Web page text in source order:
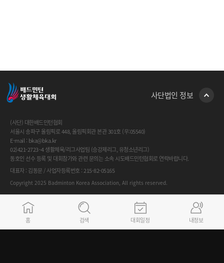
사단법인 정보
(사단) 대한배드민턴협회
서울시 송파구 올림픽로 448, 올림픽회관 본관 301호 (우:05540)
E-mail : bka@bka.kr
02)421-2723~4 생활체육/리그사업팀 (승강제리그, 유청소년리그)
동호인 선수 등록 및 대회참가와 관련 문의는 소속 시도배드민턴협회로 연락바랍니다.
대표자 : 김동문 / 사업자등록번호 : 215-82-05165
Copyright 2025 Badminton Korea Association, All rights reserved.
FAMILY SITE GO
홈 검색 대회일정 내정보